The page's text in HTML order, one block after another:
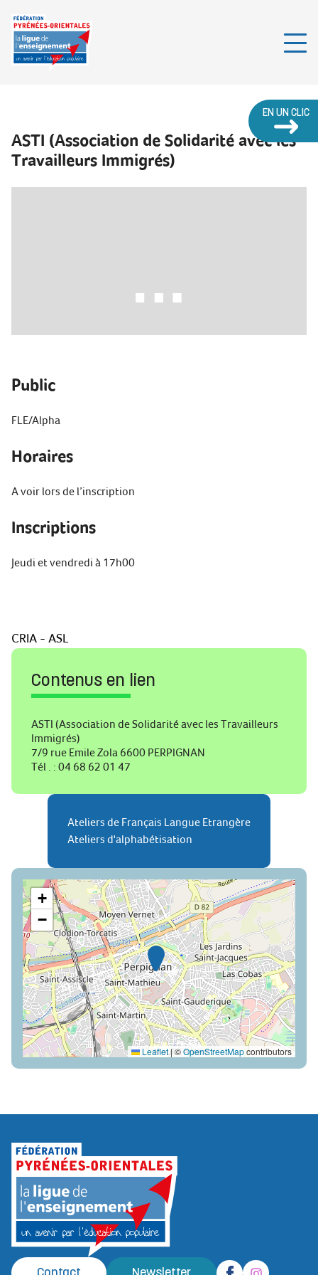
EN UN CLIC
ASTI (Association de Solidarité avec les
Travailleurs Immigrés)
Public
FLE/Alpha
Horaires
A voir lors de l’inscription
Inscriptions
Jeudi et vendredi à 17h00
CRIA - ASL
Contenus en lien
ASTI (Association de Solidarité avec les Travailleurs
Immigrés)
7/9 rue Emile Zola 6600 PERPIGNAN
Tél . : 04 68 62 01 47
Ateliers de Français Langue Etrangère
Ateliers d'alphabétisation
+
−
Leaflet|©OpenStreetMapcontributors